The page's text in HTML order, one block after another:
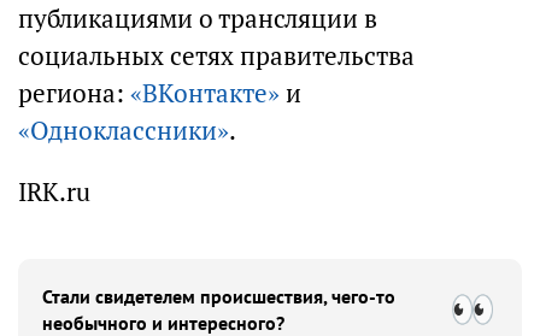
публикациями о трансляции в
социальных сетях правительства
региона: «ВКонтакте»и
«Одноклассники».
IRK.ru
Стали свидетелем происшествия, чего-то
необычного и интересного?